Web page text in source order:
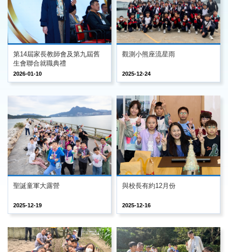
第14屆家長教師會及第九屆舊
生會聯合就職典禮
2026-01-10
觀測小熊座流星雨
2025-12-24
聖誕童軍大露營
2025-12-19
與校長有約12月份
2025-12-16